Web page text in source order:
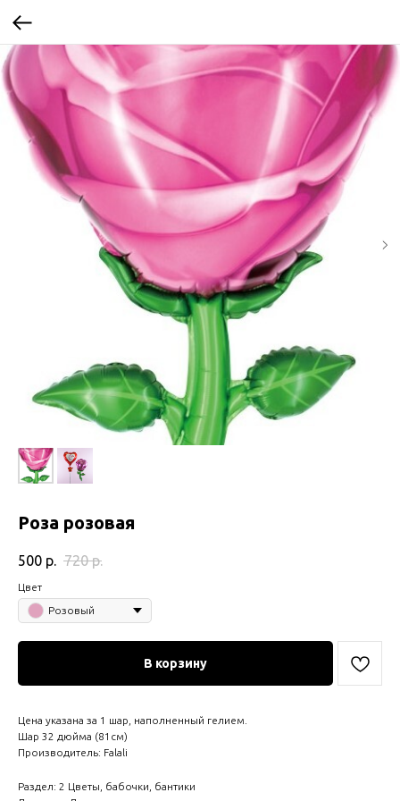
Роза розовая
500 р. 720 р.
Цвет
Розовый
В корзину
Цена указана за 1 шар, наполненный гелием.
Шар 32 дюйма (81см)
Производитель: Falali
Раздел: 2 Цветы, бабочки, бантики